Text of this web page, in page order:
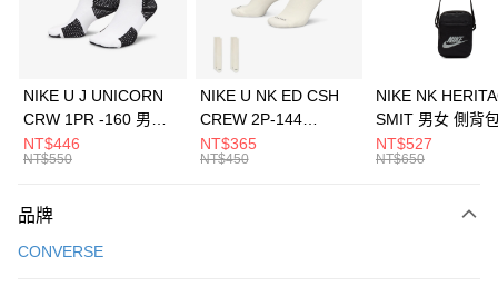
華南商業銀行
彰化商業銀行
上海商業儲蓄銀行
元大商業銀行
台灣樂天信用卡公司
Apple Pay
全盈+PAY
AFTEE先享後付
【關於「AFTEE先享後付」】
便利好安心！
運送方式
NIKE U J UNICORN
CRW 1PR -160 男女
中統襪 FZ3393100
NT$446
NT$550
NIKE U NK ED CSH
CREW 2P-144
EMBRDY 男女 短統襪
FZ3073133
NT$365
NT$450
NIKE NK
SMIT 男女 側背
BA5871010
NT$527
NT$650
品牌
CONVERSE